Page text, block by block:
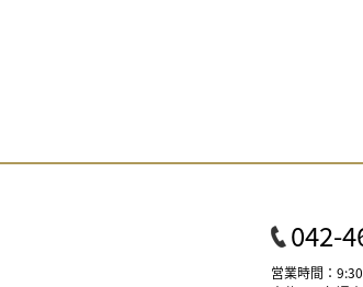
042-
営業時間：